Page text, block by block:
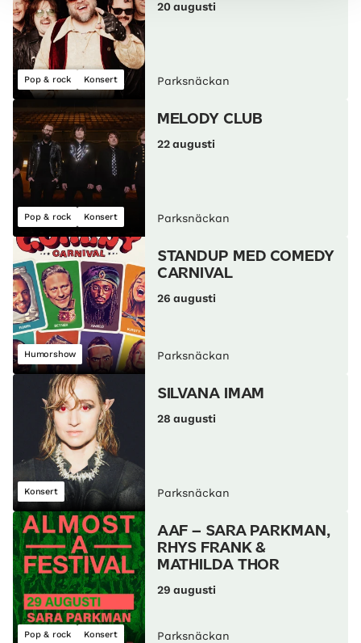
Pop & rock Konsert
20 augusti
Parksnäckan
Pop & rock Konsert
MELODY CLUB
22 augusti
Parksnäckan
Humorshow
STANDUP MED COMEDY
CARNIVAL
26 augusti
Parksnäckan
Konsert
SILVANA IMAM
28 augusti
Parksnäckan
Pop & rock Konsert
AAF – SARA PARKMAN,
RHYS FRANK &
MATHILDA THOR
29 augusti
Parksnäckan